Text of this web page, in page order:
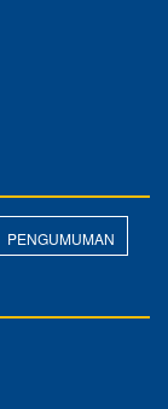
PENGUMUMAN